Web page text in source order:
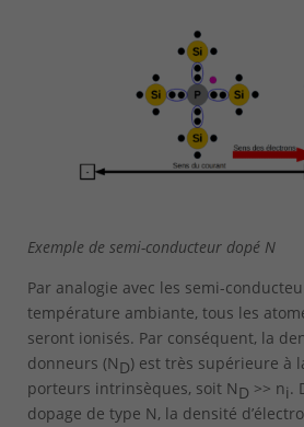
Exemple de semi-conducteur dopé N
Par analogie avec les semi-
température ambiante, tous les
seront ionisés. Par conséquent, la
donneurs (ND) est très supérieure à
porteurs intrinsèques, soit ND >> ni.
dopage de type N, la densité